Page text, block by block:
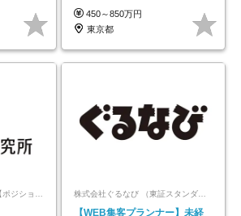
450～850万円
東京都
株式会社ぐるなび （東証スタンダード上場）
【WEB集客プランナー】未経